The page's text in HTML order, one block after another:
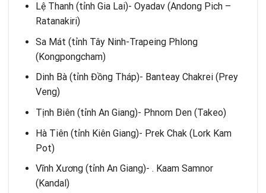
Lệ Thanh (tỉnh Gia Lai)- Oyadav (Andong Pich –
Ratanakiri)
Sa Mát (tỉnh Tây Ninh-Trapeing Phlong
(Kongpongcham)
Dinh Bà (tỉnh Đồng Tháp)- Banteay Chakrei (Prey
Veng)
Tịnh Biên (tỉnh An Giang)- Phnom Den (Takeo)
Hà Tiên (tỉnh Kiên Giang)- Prek Chak (Lork Kam
Pot)
Vĩnh Xương (tỉnh An Giang)- . Kaam Samnor
(Kandal)